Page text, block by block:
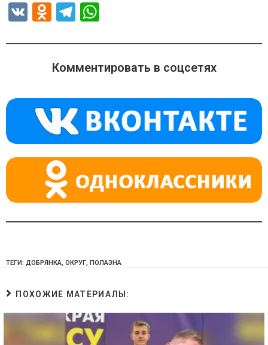
V
O
n
o
a
ss
ni
ki
T
e
gr
m
at
s
p
p
Комментировать в соцсетях
ТЕГИ: ДОБРЯНКА, ОКРУГ, ПОЛАЗНА
ПОХОЖИЕ МАТЕРИАЛЫ: